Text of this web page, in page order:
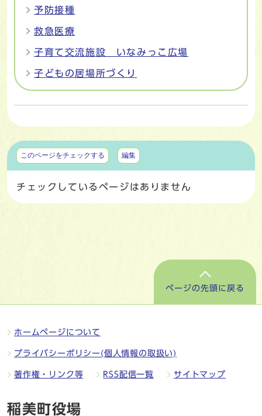
予防接種
救急医療
子育て交流施設 いなみっこ広場
子どもの居場所づくり
マイページ
このページをチェックする 編集
チェックしているページはありません
ページの先頭に戻る
ホームページについて
プライバシーポリシー(個人情報の取扱い)
著作権・リンク等 RSS配信一覧 サイトマップ
稲美町役場